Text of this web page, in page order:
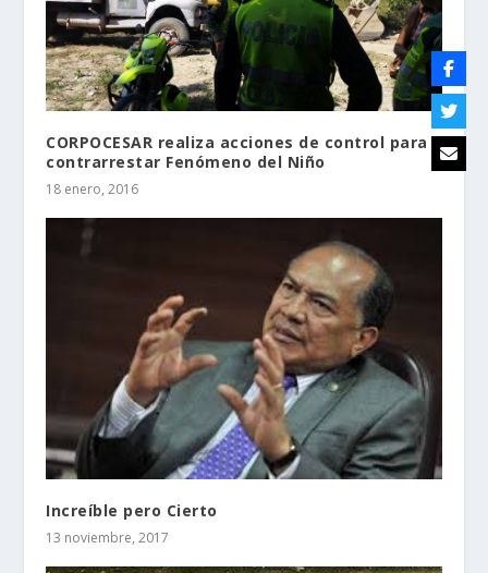
CORPOCESAR realiza acciones de control para
contrarrestar Fenómeno del Niño
18 enero, 2016
Increíble pero Cierto
13 noviembre, 2017